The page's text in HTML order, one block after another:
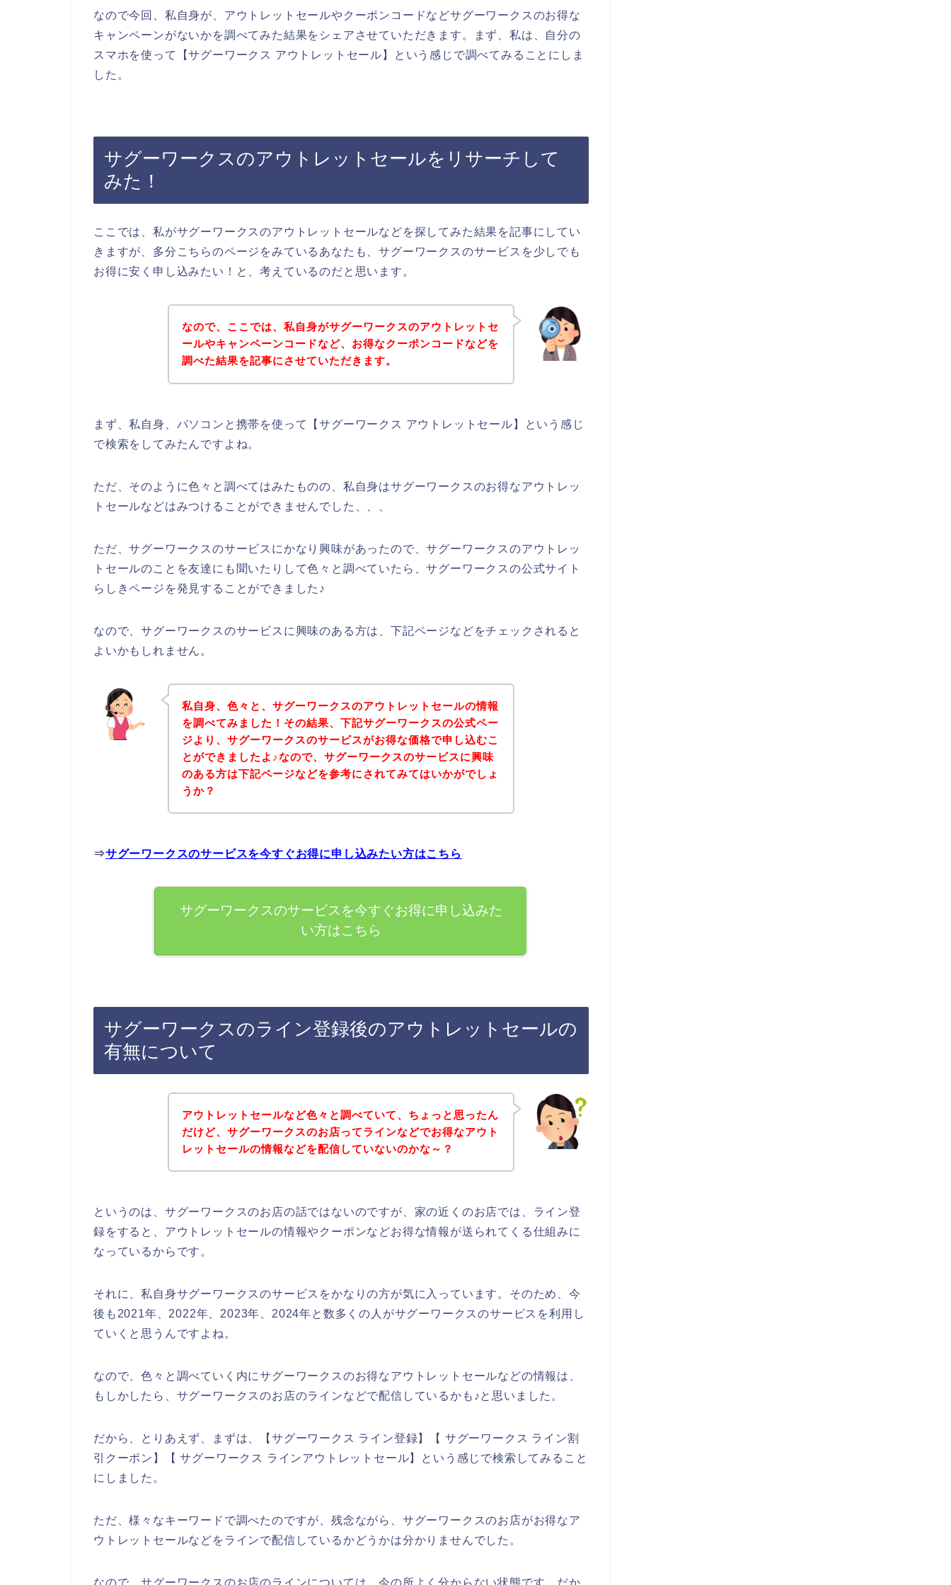
なので今回、私自身が、アウトレットセールやクーポンコードなどサグーワークスのお得な
キャンペーンがないかを調べてみた結果をシェアさせていただきます。まず、私は、自分の
スマホを使って【サグーワークス アウトレットセール】という感じで調べてみることにしま
した。
サグーワークスのアウトレットセールをリサーチして
みた！
ここでは、私がサグーワークスのアウトレットセールなどを探してみた結果を記事にしてい
きますが、多分こちらのページをみているあなたも、サグーワークスのサービスを少しでも
お得に安く申し込みたい！と、考えているのだと思います。
なので、ここでは、私自身がサグーワークスのアウトレットセ
ールやキャンペーンコードなど、お得なクーポンコードなどを
調べた結果を記事にさせていただきます。
まず、私自身、パソコンと携帯を使って【サグーワークス アウトレットセール】という感じ
で検索をしてみたんですよね。
ただ、そのように色々と調べてはみたものの、私自身はサグーワークスのお得なアウトレッ
トセールなどはみつけることができませんでした、、、
ただ、サグーワークスのサービスにかなり興味があったので、サグーワークスのアウトレッ
トセールのことを友達にも聞いたりして色々と調べていたら、サグーワークスの公式サイト
らしきページを発見することができました♪
なので、サグーワークスのサービスに興味のある方は、下記ページなどをチェックされると
よいかもしれません。
私自身、色々と、サグーワークスのアウトレットセールの情報
を調べてみました！その結果、下記サグーワークスの公式ペー
ジより、サグーワークスのサービスがお得な価格で申し込むこ
とができましたよ♪なので、サグーワークスのサービスに興味
のある方は下記ページなどを参考にされてみてはいかがでしょ
うか？
⇒サグーワークスのサービスを今すぐお得に申し込みたい方はこちら
サグーワークスのサービスを今すぐお得に申し込みた
い方はこちら
サグーワークスのライン登録後のアウトレットセールの
有無について
アウトレットセールなど色々と調べていて、ちょっと思ったん
だけど、サグーワークスのお店ってラインなどでお得なアウト
レットセールの情報などを配信していないのかな～？
というのは、サグーワークスのお店の話ではないのですが、家の近くのお店では、ライン登
録をすると、アウトレットセールの情報やクーポンなどお得な情報が送られてくる仕組みに
なっているからです。
それに、私自身サグーワークスのサービスをかなりの方が気に入っています。そのため、今
後も2021年、2022年、2023年、2024年と数多くの人がサグーワークスのサービスを利用し
ていくと思うんですよね。
なので、色々と調べていく内にサグーワークスのお得なアウトレットセールなどの情報は、
もしかしたら、サグーワークスのお店のラインなどで配信しているかも♪と思いました。
だから、とりあえず、まずは、【サグーワークス ライン登録】【 サグーワークス ライン割
引クーポン】【 サグーワークス ラインアウトレットセール】という感じで検索してみること
にしました。
ただ、様々なキーワードで調べたのですが、残念ながら、サグーワークスのお店がお得なア
ウトレットセールなどをラインで配信しているかどうかは分かりませんでした。